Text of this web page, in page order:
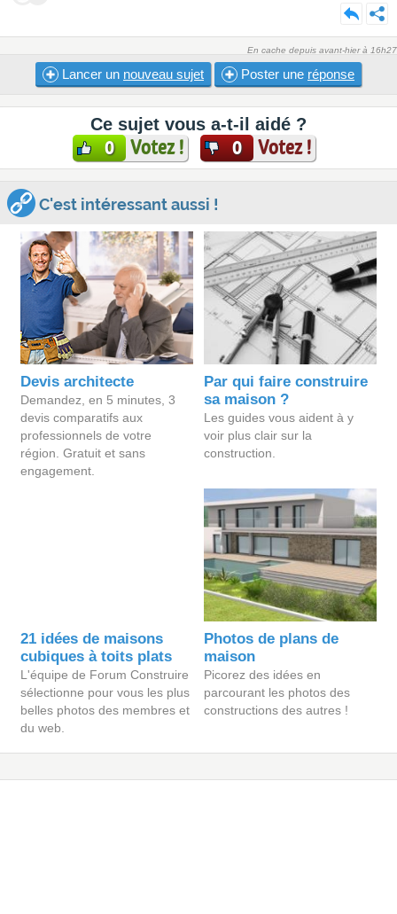
En cache depuis avant-hier à 16h27
Lancer un nouveau sujet Poster une réponse
Ce sujet vous a-t-il aidé ?
0 Votez ! 0 Votez !
C'est intéressant aussi !
Devis architecte
Demandez, en 5 minutes, 3
devis comparatifs aux
professionnels de votre
région. Gratuit et sans
engagement.
Par qui faire construire
sa maison ?
Les guides vous aident à y
voir plus clair sur la
construction.
21 idées de maisons
cubiques à toits plats
L'équipe de Forum Construire
sélectionne pour vous les plus
belles photos des membres et
du web.
Photos de plans de
maison
Picorez des idées en
parcourant les photos des
constructions des autres !